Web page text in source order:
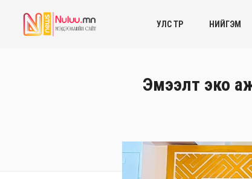
УЛС ТӨР НИЙГЭМ
Эмээлт эко